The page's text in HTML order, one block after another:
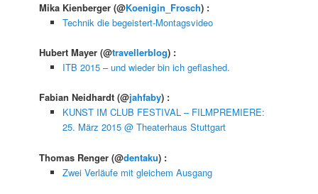
Mika Kienberger(@Koenigin_Frosch) :
Technik die begeistert-Montagsvideo
Hubert Mayer(@travellerblog) :
ITB 2015 – und wieder bin ich geflashed.
Fabian Neidhardt(@jahfaby) :
KUNST IM CLUB FESTIVAL – FILMPREMIERE:
25. März 2015 @ Theaterhaus Stuttgart
Thomas Renger(@dentaku) :
Zwei Verläufe mit gleichem Ausgang